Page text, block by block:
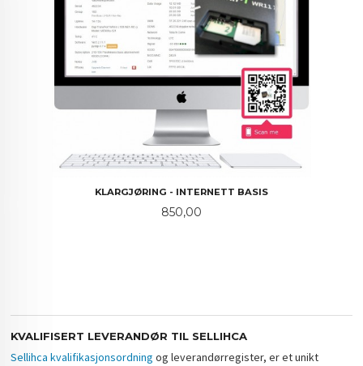
KLARGJØRING - INTERNETT BASIS
Pris
850,00
KVALIFISERT LEVERANDØR TIL SELLIHCA
Sellihca kvalifikasjonsordning og leverandørregister, er et unikt